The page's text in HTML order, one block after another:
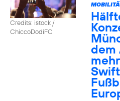
Credits: istock /
ChiccoDodiFC
dem